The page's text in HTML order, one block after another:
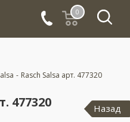
0
- Rasch Salsa арт. 477320
477320 Назад